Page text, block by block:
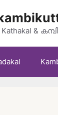
Kathakal &